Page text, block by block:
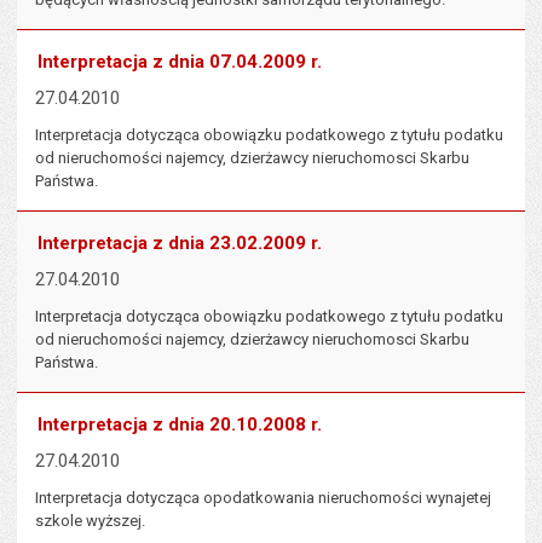
Interpretacja z dnia 07.04.2009 r.
27.04.2010
Interpretacja dotycząca obowiązku podatkowego z tytułu podatku
od nieruchomości najemcy, dzierżawcy nieruchomosci Skarbu
Państwa.
Interpretacja z dnia 23.02.2009 r.
27.04.2010
Interpretacja dotycząca obowiązku podatkowego z tytułu podatku
od nieruchomości najemcy, dzierżawcy nieruchomosci Skarbu
Państwa.
Interpretacja z dnia 20.10.2008 r.
27.04.2010
Interpretacja dotycząca opodatkowania nieruchomości wynajetej
szkole wyższej.